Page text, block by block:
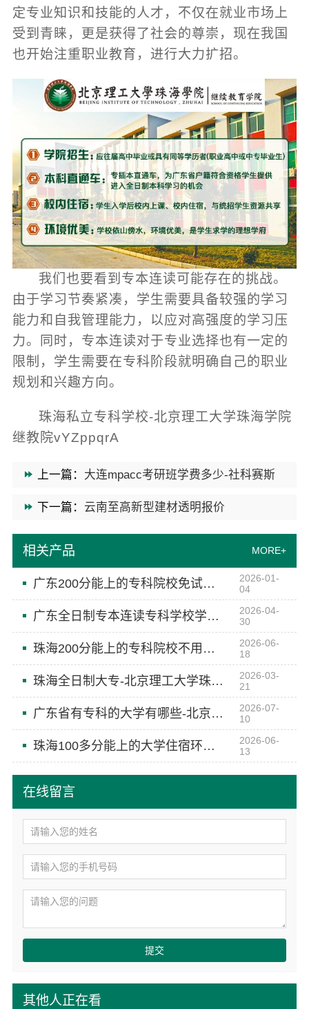
其他人正在看
在线留言
提交
定专业知识和技能的人才，不仅在就业市场上
受到青睐，更是获得了社会的尊崇，现在我国
也开始注重职业教育，进行大力扩招。
我们也要看到专本连读可能存在的挑战。
由于学习节奏紧凑，学生需要具备较强的学习
能力和自我管理能力，以应对高强度的学习压
力。同时，专本连读对于专业选择也有一定的
限制，学生需要在专科阶段就明确自己的职业
规划和兴趣方向。
珠海私立专科学校-北京理工大学珠海学院
继教院vYZppqrA
上一篇： 大连mpacc考研班学费多少-社科赛斯
下一篇： 云南至高新型建材透明报价
相关产品 MORE+
广东200分能上的专科院校免试入学-北京理工大学珠海学院继续教育学院
2026-01-
04
广东全日制专本连读专科学校学校环境-北京理工大学珠海学院继续教育学院
2026-04-
30
珠海200分能上的专科院校不用考试-北京理工大学珠海学院继续教育学院
2026-06-
18
珠海全日制大专-北京理工大学珠海学院继续教育学院
2026-03-
21
广东省有专科的大学有哪些-北京理工大学珠海学院继续教育学院
2026-07-
10
珠海100多分能上的大学住宿环境-北京理工大学珠海学院继续教育学院
2026-06-
13